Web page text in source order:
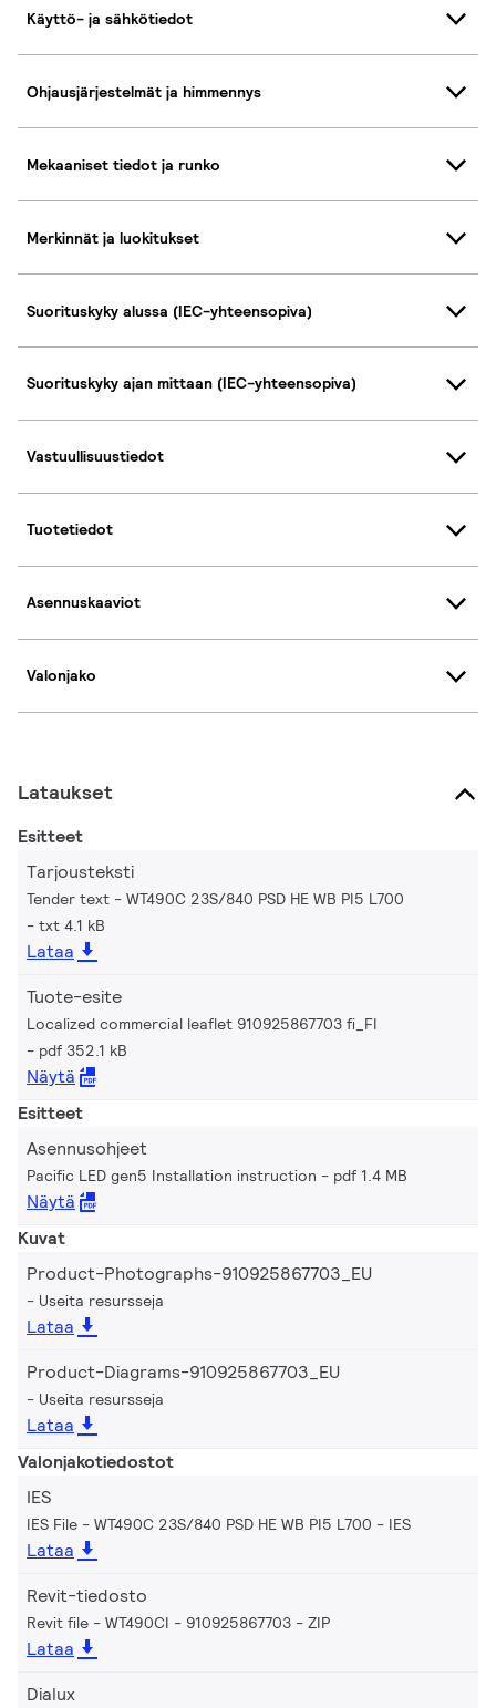
Käyttö- ja sähkötiedot
Ohjausjärjestelmät ja himmennys
Mekaaniset tiedot ja runko
Merkinnät ja luokitukset
Suorituskyky alussa (IEC-yhteensopiva)
Suorituskyky ajan mittaan (IEC-yhteensopiva)
Vastuullisuustiedot
Tuotetiedot
Asennuskaaviot
Valonjako
Lataukset
Esitteet
Tarjousteksti
Tender text - WT490C 23S/840 PSD HE WB PI5 L700
txt 4.1 kB
Lataa
Tuote-esite
Localized commercial leaflet 910925867703 fi_FI
pdf 352.1 kB
Näytä
Esitteet
Asennusohjeet
Pacific LED gen5 Installation instruction pdf 1.4 MB
Näytä
Kuvat
Product-Photographs-910925867703_EU
Useita resursseja
Lataa
Product-Diagrams-910925867703_EU
Useita resursseja
Lataa
Valonjakotiedostot
IES
IES File - WT490C 23S/840 PSD HE WB PI5 L700 IES
Lataa
Revit-tiedosto
Revit file - WT490CI - 910925867703 ZIP
Lataa
Dialux